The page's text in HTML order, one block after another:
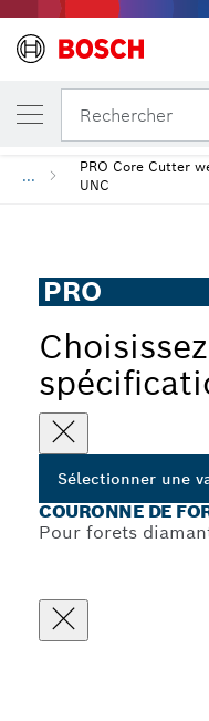
Rechercher
...
PRO Core Cutter
UNC
PRO
Sélectionner une
COURONNE DE
Pour forets
VOTRE VARIANTE
Couronne de